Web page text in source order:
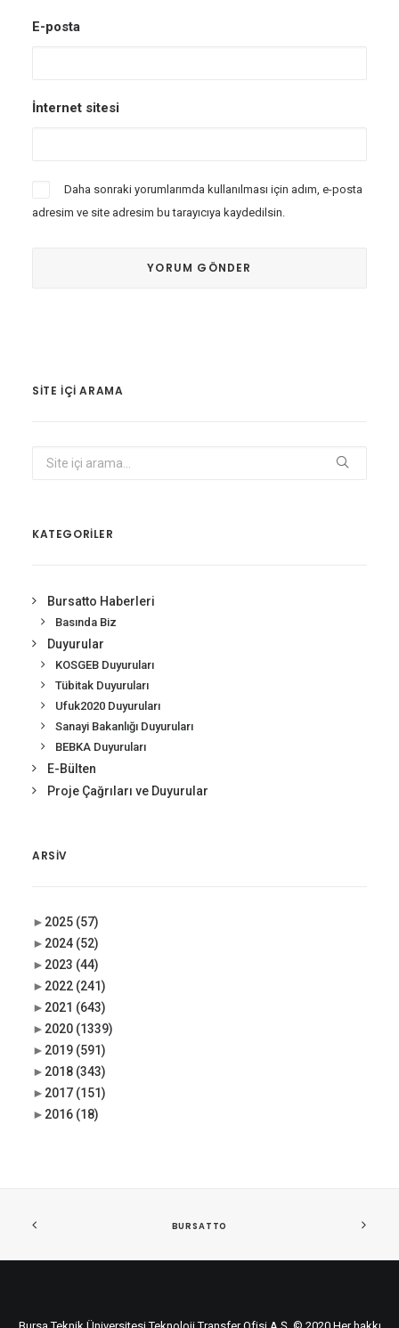
E-posta
İnternet sitesi
Daha sonraki yorumlarımda kullanılması için adım, e-posta
adresim ve site adresim bu tarayıcıya kaydedilsin.
SITE IÇI ARAMA
KATEGORİLER
Bursatto Haberleri
Basında Biz
Duyurular
KOSGEB Duyuruları
Tübitak Duyuruları
Ufuk2020 Duyuruları
Sanayi Bakanlığı Duyuruları
BEBKA Duyuruları
E-Bülten
Proje Çağrıları ve Duyurular
ARSIV
► 2025 (57)
► 2024 (52)
► 2023 (44)
► 2022 (241)
► 2021 (643)
► 2020 (1339)
► 2019 (591)
► 2018 (343)
► 2017 (151)
► 2016 (18)
BURSATTO